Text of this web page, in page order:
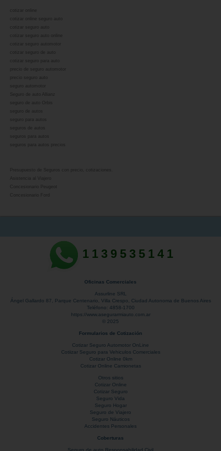
cotizar online
cotizar online seguro auto
cotizar seguro auto
cotizar seguro auto online
cotizar seguro automotor
cotizar seguro de auto
cotizar seguro para auto
Seguro de auto Allianz
Presupuesto de Seguros con precio, cotizaciones.
1139535141
Oficinas Comerciales
Assurline SRL
Ángel Gallardo 87 , Parque Centenario, Villa Crespo
Ciudad Autonoma de Buenos Aires
Teléfono: 4858-1700
https://www.asegurarmiauto.com.ar
© 2025
Formularios de Cotización
Cotizar Seguro Automotor OnLine
Cotiizar Seguro para Vehiculos Comerciales
Cotizar Online 0km
Cotizar Online Camionetas
Otros sitios
Cotizar Online
Cotizar Seguro
Seguro Vida
Seguro Hogar
Seguro de Viajero
Seguro Náuticos
Accidentes Personales
Coberturas
Seguro de auto Responsabilidad Civil